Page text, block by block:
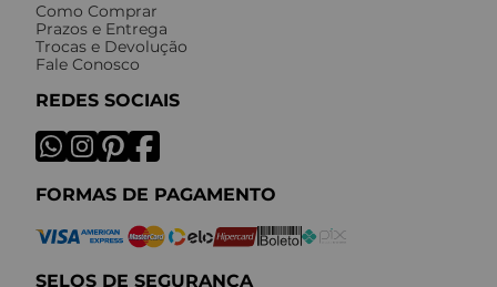
Como Comprar
Prazos e Entrega
Trocas e Devolução
Fale Conosco
REDES SOCIAIS
FORMAS DE PAGAMENTO
SELOS DE SEGURANÇA